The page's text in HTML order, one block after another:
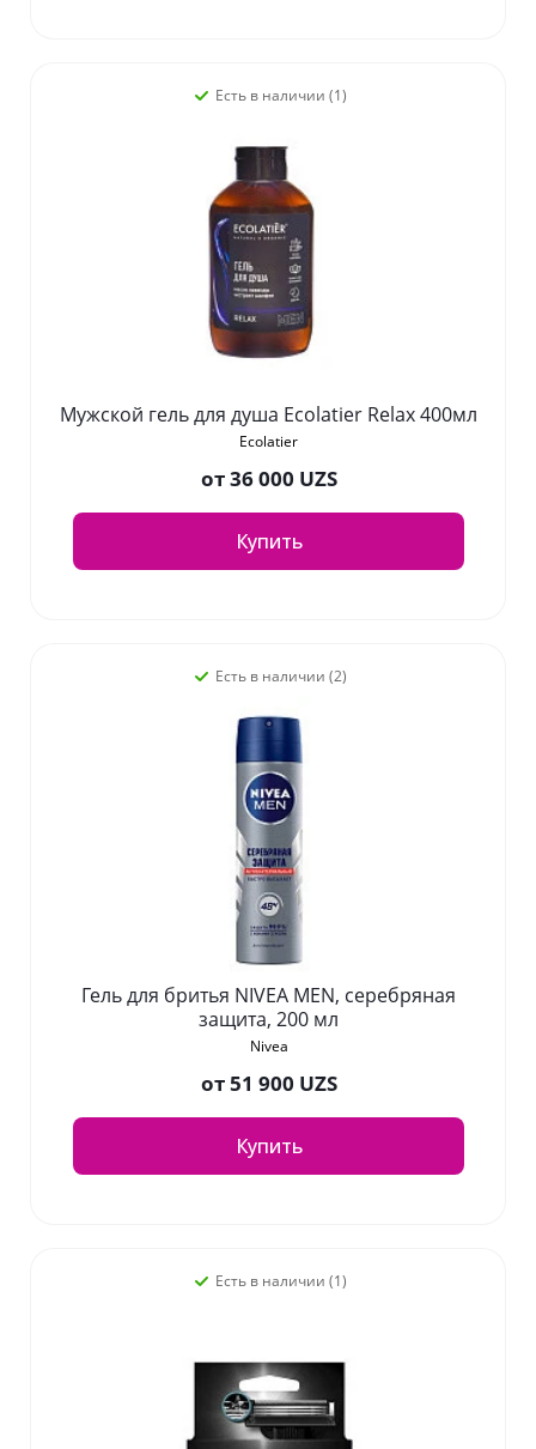
Есть в наличии (1)
Мужской гель для душа Ecolatier Relax 400мл
Ecolatier
от36 000 UZS
Купить
Есть в наличии (2)
Гель для бритья NIVEA MEN, серебряная
защита, 200 мл
Nivea
от51 900 UZS
Купить
Есть в наличии (1)